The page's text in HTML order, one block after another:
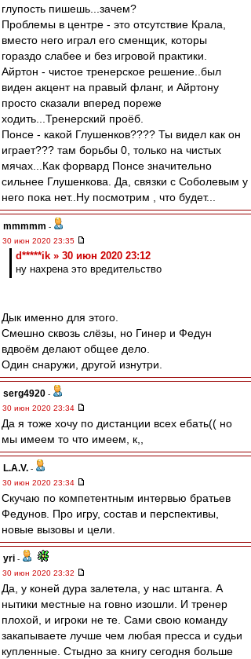
глупость пишешь...зачем?
Проблемы в центре - это отсутствие Крала,
вместо него играл его сменщик, которы
гораздо слабее и без игровой практики.
Айртон - чистое тренерское решение..был
виден акцент на правый фланг, и Айртону
просто сказали вперед пореже
ходить...Тренерский проёб.
Понсе - какой Глушенков???? Ты видел как он
играет??? там борьбы 0, только на чистых
мячах...Как форвард Понсе значительно
сильнее Глушенкова. Да, связки с Соболевым у
него пока нет..Ну посмотрим , что будет...
mmmmm -
30 июн 2020 23:35
d*****ik » 30 июн 2020 23:12
ну нахрена это вредительство
Дык именно для этого.
Смешно сквозь слёзы, но Гинер и Федун
вдвоём делают общее дело.
Один снаружи, другой изнутри.
serg4920 -
30 июн 2020 23:34
Да я тоже хочу по дистанции всех ебать(( но
мы имеем то что имеем, к,,
L.А.V. -
30 июн 2020 23:34
Скучаю по компетентным интервью братьев
Федунов. Про игру, состав и перспективы,
новые вызовы и цели.
yri -
30 июн 2020 23:32
Да, у коней дура залетела, у нас штанга. А
нытики местные на говно изошли. И тренер
плохой, и игроки не те. Сами свою команду
закапываете лучше чем любая пресса и судьи
купленные. Стыдно за книгу сегодня больше